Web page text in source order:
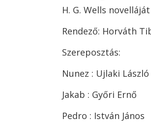
H. G. Wells
Rendező: Horváth
Szereposztás:
Nunez : Ujlaki László
Jakab : Győri Ernő
Pedro : István János